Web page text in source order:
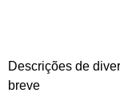
Descrições de
breve